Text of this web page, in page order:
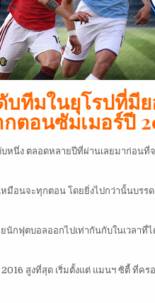
ทีมในยุโรปที่มี
อนซัมเมอร์ปี
หนึ่ง ตลอดหลายปีที่ผ่านเลยมาก่อน
นจะทุกตอน โดยยิ่งไปกว่านั้นบรรดา
กฟุตบอลออกไปเท่ากันกับในเวลา
สูงที่สุด เริ่มตั้งแต่ แมนฯ ซิตี้ ที่คร